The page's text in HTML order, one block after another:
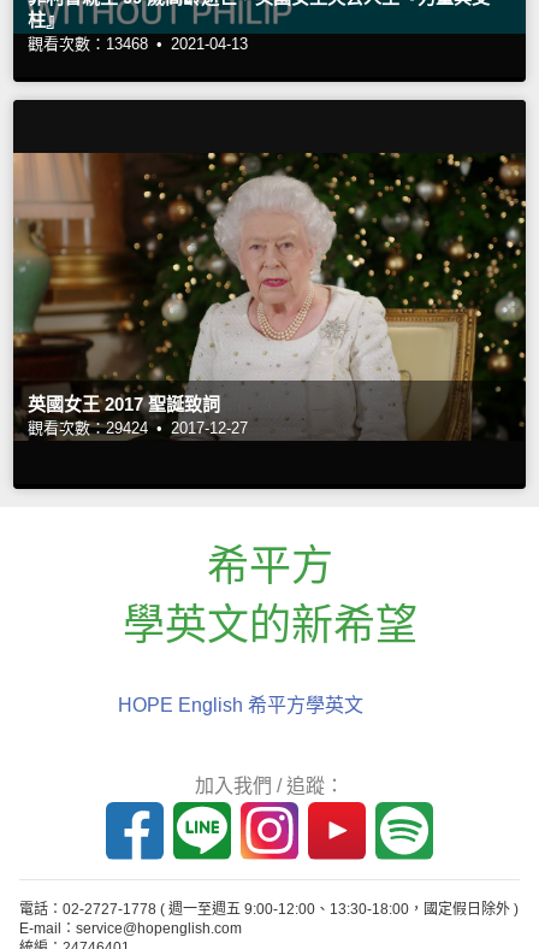
柱』
觀看次數：13468 • 2021-04-13
英國女王 2017 聖誕致詞
觀看次數：29424 • 2017-12-27
希平方
學英文的新希望
HOPE English 希平方學英文
加入我們 / 追蹤：
電話：02-2727-1778 ( 週一至週五 9:00-12:00、13:30-18:00，國定假日除外 )
E-mail：service@hopenglish.com